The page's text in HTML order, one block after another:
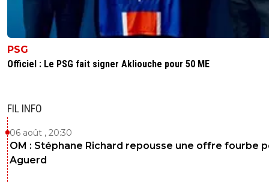
PSG
Officiel : Le PSG fait signer Akliouche pour 50 ME
FIL INFO
06 août , 20:30
OM : Stéphane Richard repousse une offre fourbe
Aguerd